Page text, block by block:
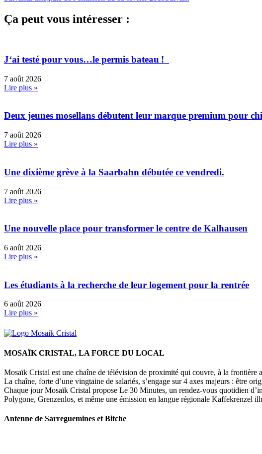
Ça peut vous intéresser :
J‘ai testé pour vous…le permis bateau !
7 août 2026
Lire plus »
Deux jeunes mosellans débutent leur marque premium pour
7 août 2026
Lire plus »
Une dixième grève à la Saarbahn débutée ce vendredi.
7 août 2026
Lire plus »
Une nouvelle place pour transformer le centre de Kalhausen
6 août 2026
Lire plus »
Les étudiants à la recherche de leur logement pour la rentrée
6 août 2026
Lire plus »
MOSAÏK CRISTAL, LA FORCE DU LOCAL
Mosaïk Cristal est une chaîne de télévision de proximité qui couvre, à la frontière
La chaîne, forte d’une vingtaine de salariés, s’engage sur 4 axes majeurs : être
Chaque jour Mosaïk Cristal propose Le 30 Minutes, un rendez-vous quotidien
Polygone, Grenzenlos, et même une émission en langue régionale Kaffekrenzel
Antenne de Sarreguemines et Bitche